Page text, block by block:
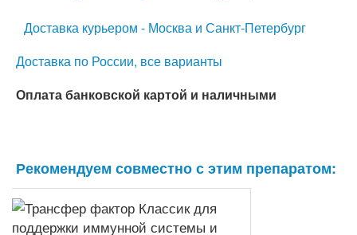
Доставка курьером - Москва и Санкт-Петербург
Доставка по России, все варианты
Оплата банковской картой и наличными
Рекомендуем совместно с этим препаратом: